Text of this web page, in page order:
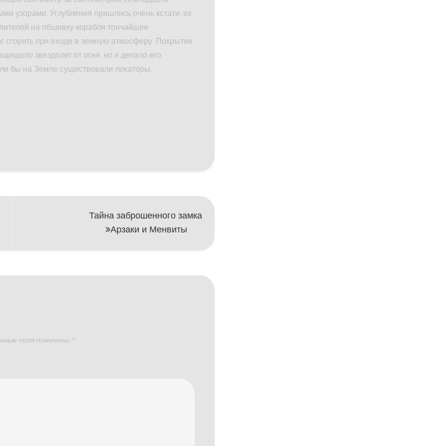
узорами. Углубления пришлись очень кстати, их
на обшивку корабля тончайшее
сгореть при входе в земную атмосферу. Покрытие
звездолет от огня, но и делало его
бы на Земле существовали локаторы,
Тайна заброшенного замка
Арзаки и Менвиты
поля помечены *